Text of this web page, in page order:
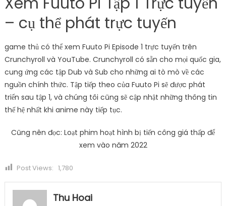
– cụ thể phát trực tuyến
game thủ có thể xem Fuuto Pi Episode 1 trực tuyến trên
Crunchyroll và YouTube. Crunchyroll có sẵn cho mọi quốc gia,
cung ứng các tập Dub và Sub cho những ai tò mò về các
nguồn chính thức. Tập tiếp theo của Fuuto Pi sẽ được phát
triển sau tập 1, và chúng tôi cũng sẽ cập nhật những thông tin
thế hệ nhất khi anime này tiếp tục.
Cũng nên đọc: Loạt phim hoạt hình bị tiến công giá thấp để
xem vào năm 2022
Post Views: 1,780
Thu Hoai